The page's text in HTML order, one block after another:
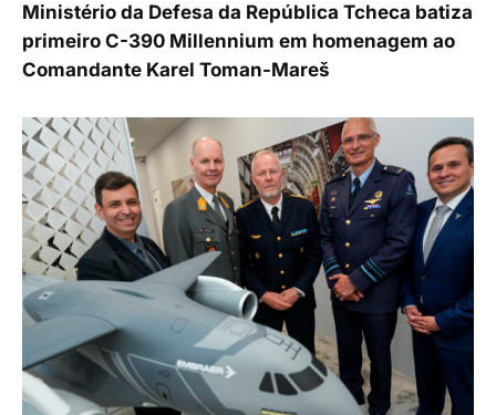
Ministério da Defesa da República Tcheca batiza
primeiro C-390 Millennium em homenagem ao
Comandante Karel Toman-Mareš